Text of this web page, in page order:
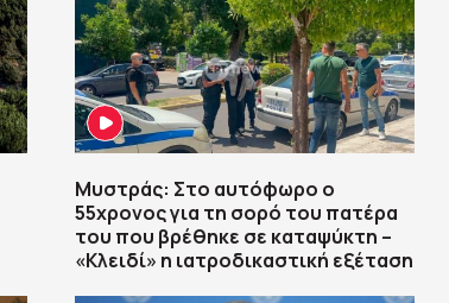
Μυστράς: Στο αυτόφωρο ο
55χρονος για τη σορό του πατέρα
του που βρέθηκε σε καταψύκτη –
«Κλειδί» η ιατροδικαστική εξέταση